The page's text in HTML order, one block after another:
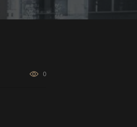
0